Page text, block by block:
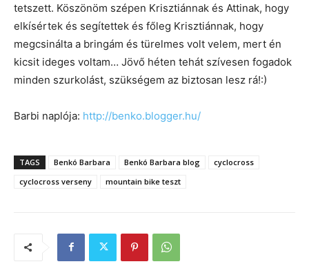
tetszett. Köszönöm szépen Krisztiánnak és Attinak, hogy
elkísértek és segítettek és főleg Krisztiánnak, hogy
megcsinálta a bringám és türelmes volt velem, mert én
kicsit ideges voltam… Jövő héten tehát szívesen fogadok
minden szurkolást, szükségem az biztosan lesz rá!:)
Barbi naplója: http://benko.blogger.hu/
TAGS Benkó Barbara Benkó Barbara blog
cyclocross
cyclocross verseny
mountain bike teszt